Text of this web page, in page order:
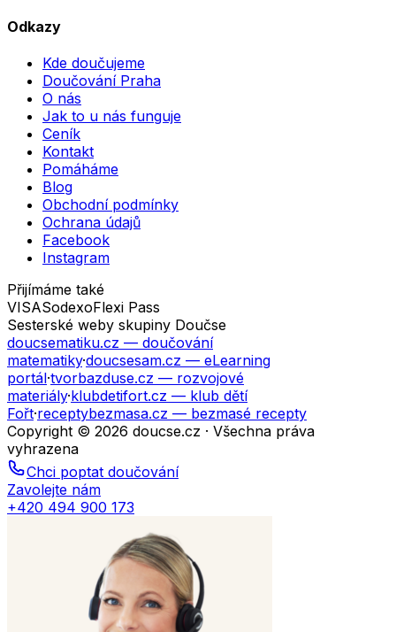
Odkazy
Kde doučujeme
Doučování Praha
O nás
Jak to u nás funguje
Ceník
Kontakt
Pomáháme
Blog
Obchodní podmínky
Ochrana údajů
Facebook
Instagram
Přijímáme také
VISASodexoFlexi Pass
Sesterské weby skupiny Doučse
doucsematiku.cz — doučování
matematiky·doucsesam.cz — eLearning
portál·tvorbazduse.cz — rozvojové
materiály·klubdetifort.cz — klub dětí
Fořt·receptybezmasa.cz — bezmasé recepty
Copyright © 2026 doucse.cz · Všechna práva
vyhrazena
Chci poptat doučování
Zavolejte nám
+420 494 900 173